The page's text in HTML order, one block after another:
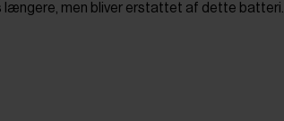
men bliver erstattet af dette batteri.